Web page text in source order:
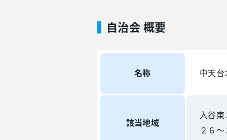
自治会 概要
名称 中天台
該当地域
入谷
２６～